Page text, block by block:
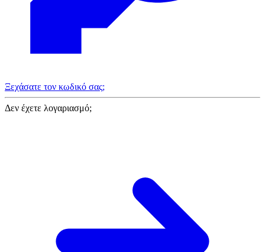
Ξεχάσατε τον κωδικό σας;
Δεν έχετε λογαριασμό;